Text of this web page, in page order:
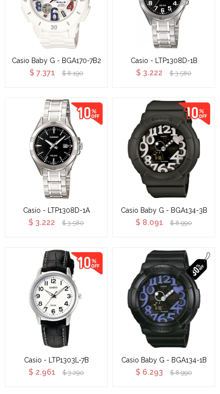
Casio Baby G - BGA170-7B2
$ 7.371 $ 8.190
Casio - LTP1308D-1B
$ 3.222 $ 3.580
Casio - LTP1308D-1A
$ 3.222 $ 3.580
Casio Baby G - BGA134-3B
$ 8.091 $ 8.990
Casio - LTP1303L-7B
$ 2.961 $ 3.290
Casio Baby G - BGA134-1B
$ 6.293 $ 8.990